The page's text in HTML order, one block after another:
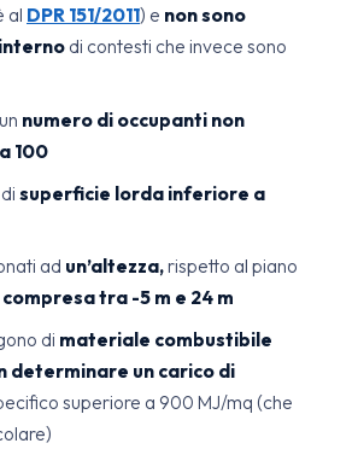
al DPR 151/2011) e non sono
di contesti che invece sono
numero di occupanti non
100
superficie lorda inferiore a
ad un’altezza,rispetto al piano
compresa tra -5 m e 24 m
di materiale combustibile
determinare un carico di
superiore a 900 MJ/mq (che